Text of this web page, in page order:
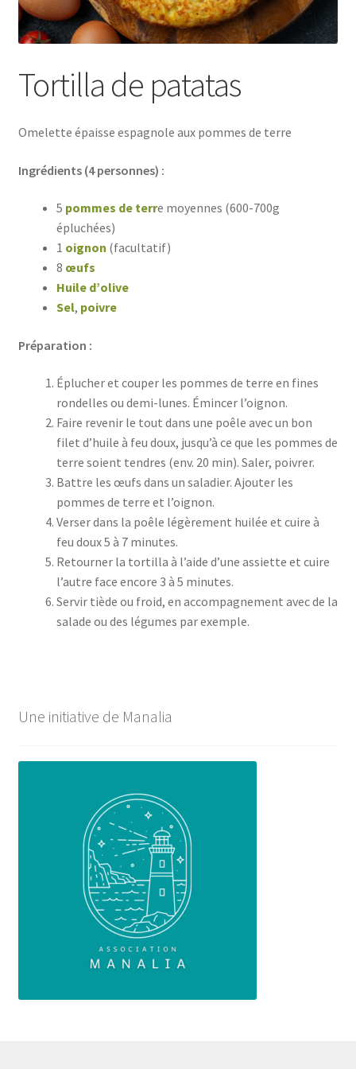
Tortilla de patatas
Omelette épaisse espagnole aux pommes de terre
Ingrédients (4 personnes) :
5 pommes de terre moyennes (600-700g
épluchées)
1 oignon (facultatif)
8 œufs
Huile d’olive
Sel, poivre
Préparation :
Éplucher et couper les pommes de terre en fines
rondelles ou demi-lunes. Émincer l’oignon.
Faire revenir le tout dans une poêle avec un bon
filet d’huile à feu doux, jusqu’à ce que les pommes de
terre soient tendres (env. 20 min). Saler, poivrer.
Battre les œufs dans un saladier. Ajouter les
pommes de terre et l’oignon.
Verser dans la poêle légèrement huilée et cuire à
feu doux 5 à 7 minutes.
Retourner la tortilla à l’aide d’une assiette et cuire
l’autre face encore 3 à 5 minutes.
Servir tiède ou froid, en accompagnement avec de la
salade ou des légumes par exemple.
Une initiative de Manalia